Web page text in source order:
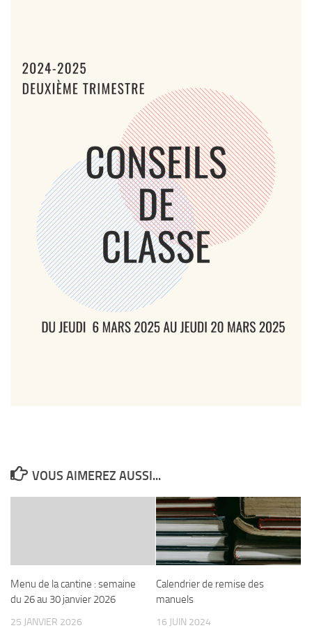
VOUS AIMEREZ AUSSI...
Menu de la cantine : semaine
du 26 au 30 janvier 2026
25 JANVIER 2026
Calendrier de remise des
manuels
16 JUIN 2024